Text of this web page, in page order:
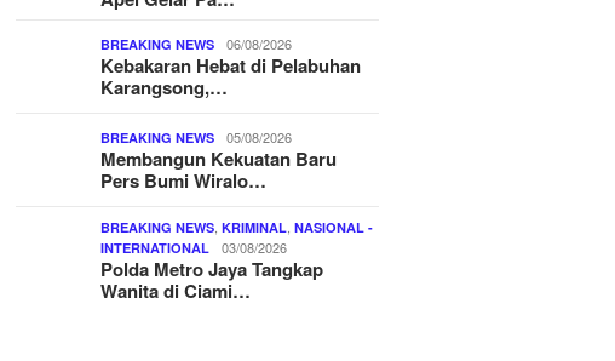
BREAKING NEWS 06/08/2026
Kebakaran Hebat di Pelabuhan
Karangsong,…
BREAKING NEWS 05/08/2026
Membangun Kekuatan Baru
Pers Bumi Wiralo…
BREAKING NEWS,KRIMINAL,NASIONAL -
INTERNATIONAL
03/08/2026
Polda Metro Jaya Tangkap
Wanita di Ciami…